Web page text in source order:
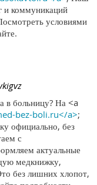
и коммуникаций
условиями
в больницу? На <a
bez-boli.ru</a>;
официально, без
с
актуальные
медкнижку,
без лишних хлопот,